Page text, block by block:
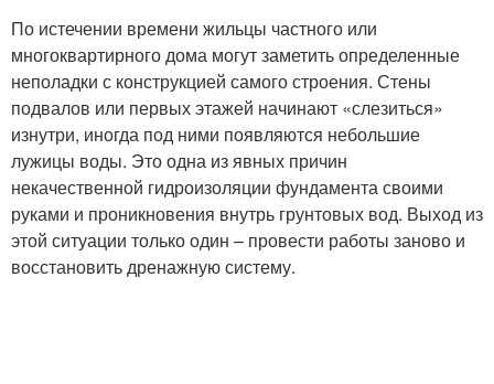
По истечении времени жильцы частного или
многоквартирного дома могут заметить определенные
неполадки с конструкцией самого строения. Стены
подвалов или первых этажей начинают «слезиться»
изнутри, иногда под ними появляются небольшие
лужицы воды. Это одна из явных причин
некачественной гидроизоляции фундамента своими
руками и проникновения внутрь грунтовых вод. Выход из
этой ситуации только один – провести работы заново и
восстановить дренажную систему.